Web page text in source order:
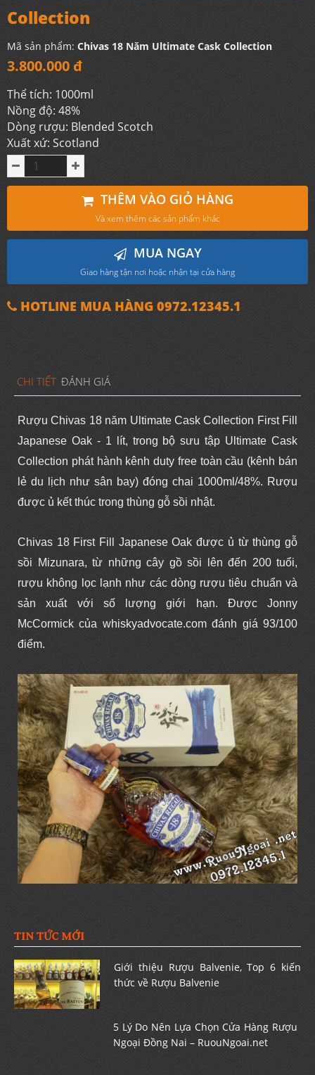
Collection
Mã sản phẩm: Chivas 18 Năm Ultimate Cask Collection
3.800.000 đ
Thể tích: 1000ml
Nồng độ: 48%
Dòng rượu: Blended Scotch
Xuất xứ: Scotland
THÊM VÀO GIỎ HÀNG
Và xem thêm các sản phẩm khác
MUA NGAY
Giao hàng tận nơi hoặc nhận tại cửa hàng
HOTLINE MUA HÀNG 0972.12345.1
CHI TIẾT ĐÁNH GIÁ
Rượu Chivas 18 năm Ultimate Cask Collection First Fill
Japanese Oak - 1 lít, trong bộ sưu tập Ultimate Cask
Collection phát hành kênh duty free toàn cầu (kênh bán
lẻ du lịch như sân bay) đóng chai 1000ml/48%. Rượu
được ủ kết thúc trong thùng gỗ sồi nhật.
Chivas 18 First Fill Japanese Oak được ủ từ thùng gỗ
sồi Mizunara, từ những cây gồ sồi lên đến 200 tuổi,
rượu không lọc lạnh như các dòng rượu tiêu chuẩn và
sản xuất với số lượng giới hạn. Được Jonny
McCormick của whiskyadvocate.com đánh giá 93/100
điểm.
TIN TỨC MỚI
Giới thiệu Rượu Balvenie, Top 6 kiến
thức về Rượu Balvenie
5 Lý Do Nên Lựa Chọn Cửa Hàng Rượu
Ngoại Đồng Nai – RuouNgoai.net